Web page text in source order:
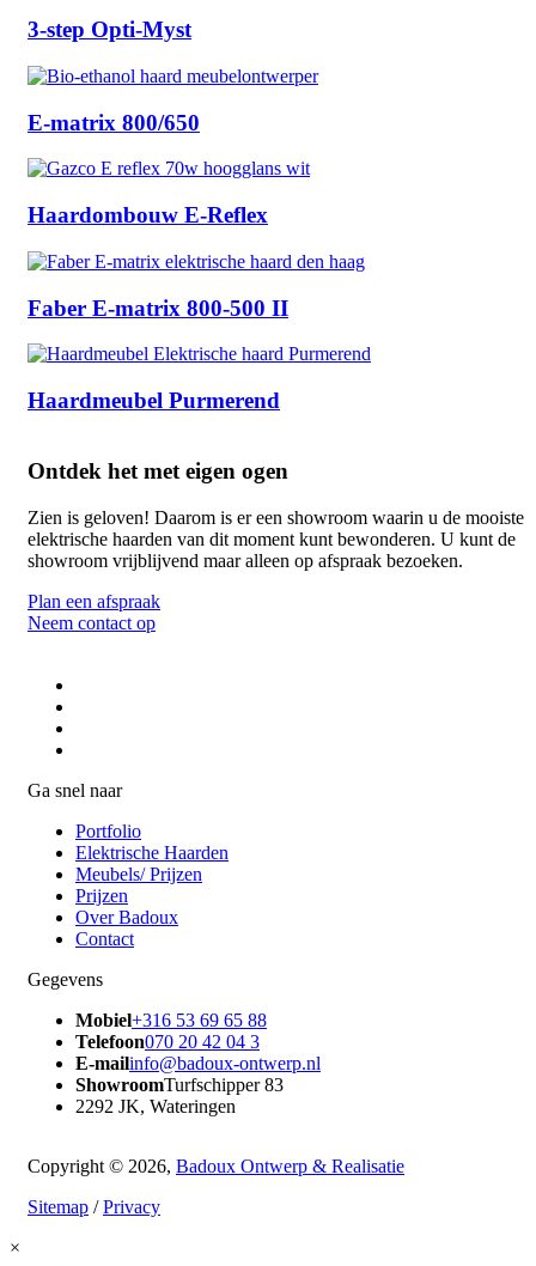
3-step Opti-Myst
E-matrix 800/650
Haardombouw E-Reflex
Faber E-matrix 800-500 II
Haardmeubel Purmerend
Ontdek het met eigen ogen
Zien is geloven! Daarom is er een showroom waarin u de mooiste
elektrische haarden van dit moment kunt bewonderen. U kunt de
showroom vrijblijvend maar alleen op afspraak bezoeken.
Plan een afspraak
Neem contact op
Ga snel naar
Portfolio
Elektrische Haarden
Meubels/ Prijzen
Prijzen
Over Badoux
Contact
Gegevens
Mobiel+316 53 69 65 88
Telefoon070 20 42 04 3
E-mailinfo@badoux-ontwerp.nl
ShowroomTurfschipper 83
2292 JK, Wateringen
Copyright © 2026, Badoux Ontwerp & Realisatie
Sitemap /Privacy
×